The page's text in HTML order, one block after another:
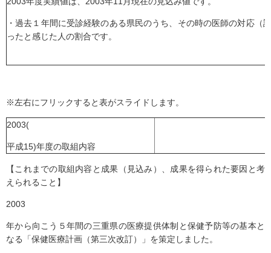
・過去１年間に受診経験のある県民のうち、その時の医師の対応（
ったと感じた人の割合です。
※左右にフリックすると表がスライドします。
2003(
平成15)年度の取組内容
【これまでの取組内容と成果（見込み）、成果を得られた要因と考
えられること】
2003
年から向こう５年間の三重県の医療提供体制と保健予防等の基本と
なる「保健医療計画（第三次改訂）」を策定しました。